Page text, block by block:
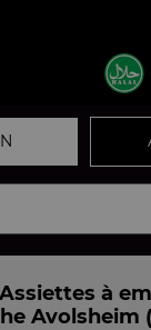
à
Avolsheim